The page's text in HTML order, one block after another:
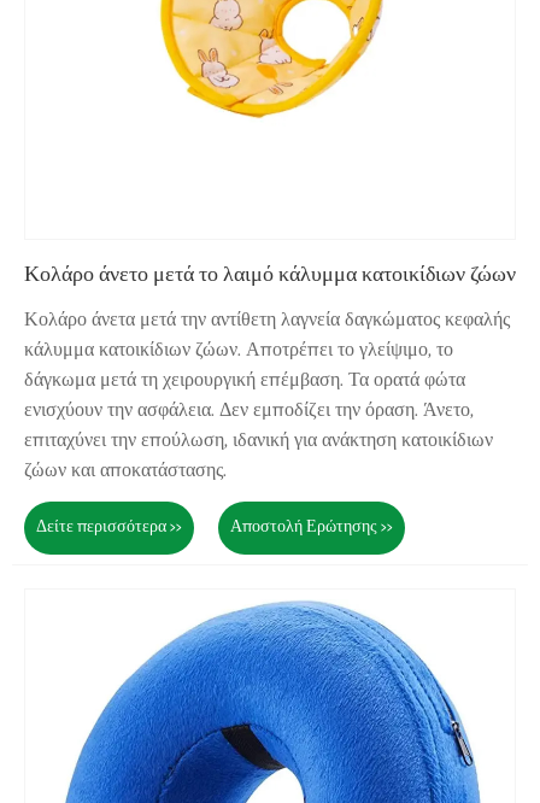
Κολάρο άνετο μετά το λαιμό κάλυμμα κατοικίδιων ζώων
Κολάρο άνετα μετά την αντίθετη λαγνεία δαγκώματος κεφαλής
κάλυμμα κατοικίδιων ζώων. Αποτρέπει το γλείψιμο, το
δάγκωμα μετά τη χειρουργική επέμβαση. Τα ορατά φώτα
ενισχύουν την ασφάλεια. Δεν εμποδίζει την όραση. Άνετο,
επιταχύνει την επούλωση, ιδανική για ανάκτηση κατοικίδιων
ζώων και αποκατάστασης.
Δείτε περισσότερα >> Αποστολή Ερώτησης >>